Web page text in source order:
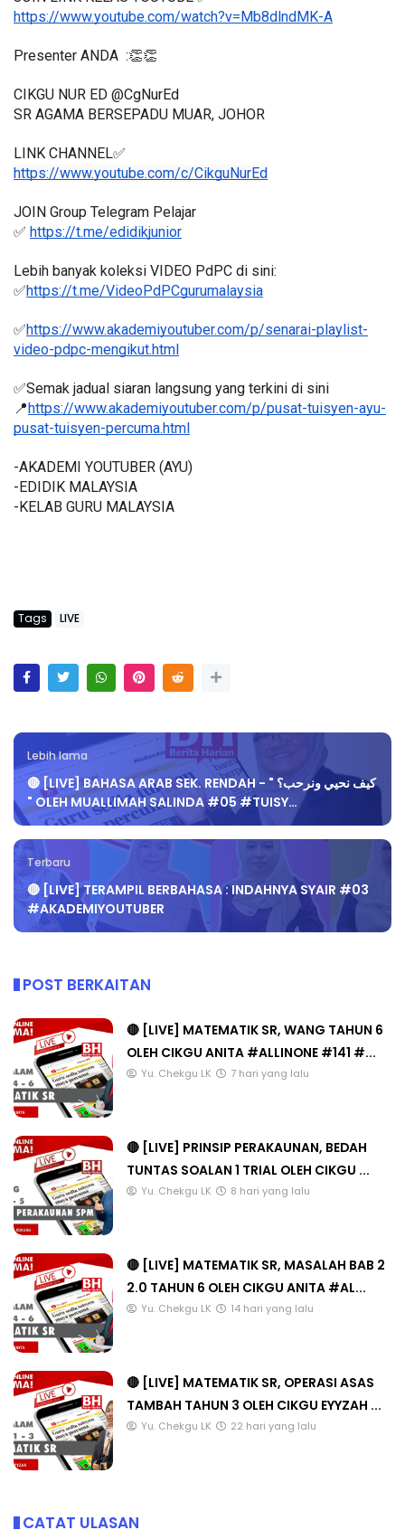
https://www.youtube.com/watch?v=Mb8dlndMK-A
Presenter ANDA  :👏👏
CIKGU NUR ED @CgNurEd
SR AGAMA BERSEPADU MUAR, JOHOR
LINK CHANNEL✅
https://www.youtube.com/c/CikguNurEd
JOIN Group Telegram Pelajar
✅ https://t.me/edidikjunior
Lebih banyak koleksi VIDEO PdPC di sini:
✅https://t.me/VideoPdPCgurumalaysia
✅https://www.akademiyoutuber.com/p/senarai-playlist-
video-pdpc-mengikut.html
✅Semak jadual siaran langsung yang terkini di sini
📍https://www.akademiyoutuber.com/p/pusat-tuisyen-ayu-
pusat-tuisyen-percuma.html
-AKADEMI YOUTUBER (AYU)
-EDIDIK MALAYSIA
-KELAB GURU MALAYSIA
Tags LIVE
Lebih lama
🔴 [LIVE] BAHASA ARAB SEK. RENDAH - " كيف نحيي ونرحب؟
" OLEH MUALLIMAH SALINDA #05 #TUISY…
Terbaru
🔴 [LIVE] TERAMPIL BERBAHASA : INDAHNYA SYAIR #03
#AKADEMIYOUTUBER
POST BERKAITAN
🔴 [LIVE] MATEMATIK SR, WANG TAHUN 6
OLEH CIKGU ANITA #ALLINONE #141 #...
Yu. Chekgu LK 7 hari yang lalu
🔴 [LIVE] PRINSIP PERAKAUNAN, BEDAH
TUNTAS SOALAN 1 TRIAL OLEH CIKGU ...
Yu. Chekgu LK 8 hari yang lalu
🔴 [LIVE] MATEMATIK SR, MASALAH BAB 2
2.0 TAHUN 6 OLEH CIKGU ANITA #AL...
Yu. Chekgu LK 14 hari yang lalu
🔴 [LIVE] MATEMATIK SR, OPERASI ASAS
TAMBAH TAHUN 3 OLEH CIKGU EYYZAH ...
Yu. Chekgu LK 22 hari yang lalu
CATAT ULASAN